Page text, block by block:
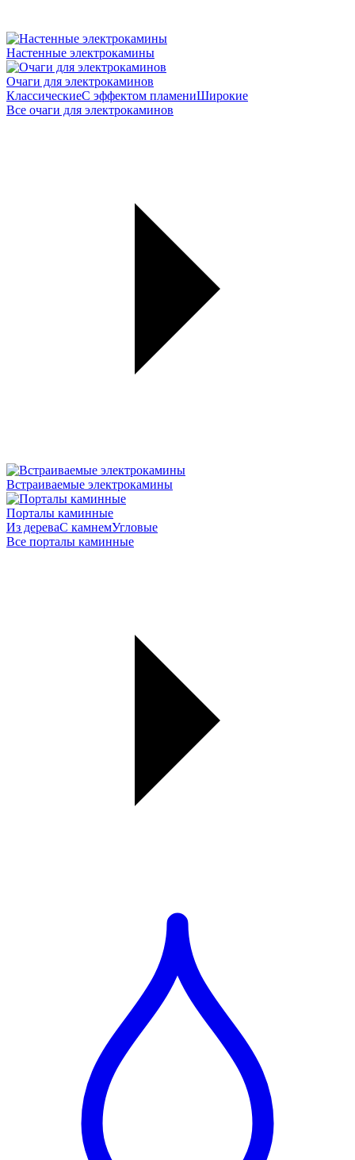
Настенные электрокамины
Очаги для электрокаминов
КлассическиеС эффектом пламениШирокие
Все очаги для электрокаминов
Встраиваемые электрокамины
Порталы каминные
Из дереваС камнемУгловые
Все порталы каминные